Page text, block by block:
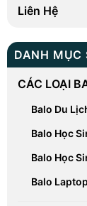
Liên Hệ
DANH MỤC
CÁC LOẠI
Balo Du
Balo Học
Balo Học
Balo Laptop